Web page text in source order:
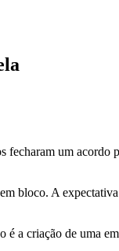
um acordo
bloco. A
é a criação de uma